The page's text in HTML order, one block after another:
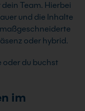
Team. Hierbei
und die Inhalte
oder hybrid.
oder du buchst
im